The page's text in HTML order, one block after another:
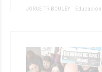
JORGE TRIBOULEY Educación